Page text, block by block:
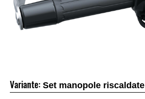
Variante: Set manopole riscaldate